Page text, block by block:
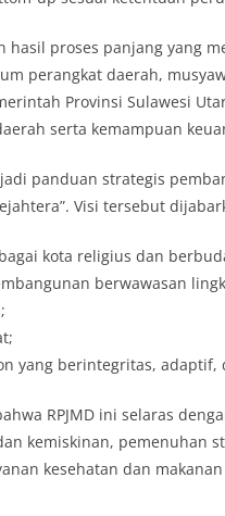
hasil proses panjang yang
perangkat daerah,
Provinsi Sulawesi
serta kemampuan
panduan strategis
Visi tersebut
kota religius dan
berwawasan
yang berintegritas, adaptif,
RPJMD ini selaras
kemiskinan, pemenuhan
kesehatan dan